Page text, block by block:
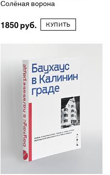
Солёная ворона
1850 КУПИТЬ